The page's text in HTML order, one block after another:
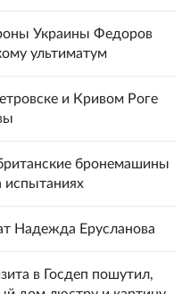
Украины Федоров
ультиматум
и Кривом Роге
бронемашины
испытаниях
Надежда Ерусланова
в Госдеп пошутил,